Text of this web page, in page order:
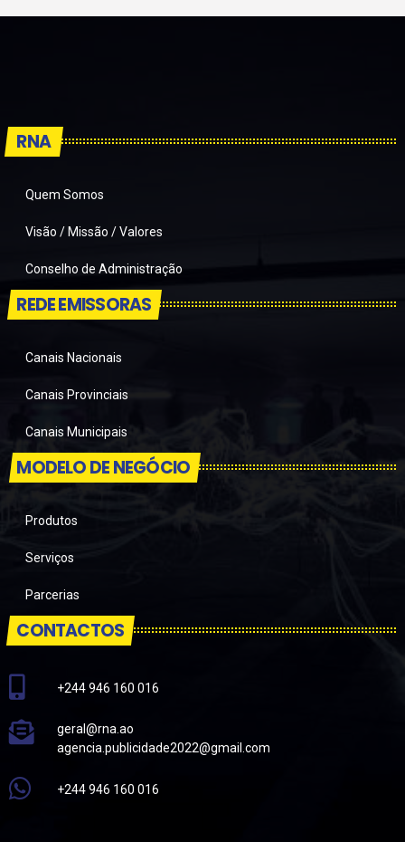
RNA
Quem Somos
Visão / Missão / Valores
Conselho de Administração
REDE EMISSORAS
Canais Nacionais
Canais Provinciais
Canais Municipais
MODELO DE NEGÓCIO
Produtos
Serviços
Parcerias
CONTACTOS
+244 946 160 016
geral@rna.ao
agencia.publicidade2022@gmail.com
+244 946 160 016